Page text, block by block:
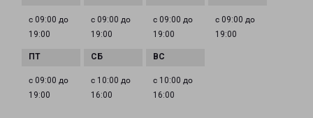
с 09:00 до
19:00
с 09:00 до
19:00
с 09:00 до
19:00
с 09:00 до
19:00
с 09:00 до
19:00
с 10:00 до
16:00
с 10:00 до
16:00